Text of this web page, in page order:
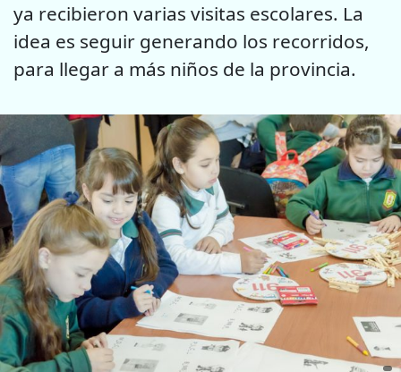
ya recibieron varias visitas escolares. La
idea es seguir generando los recorridos,
para llegar a más niños de la provincia.